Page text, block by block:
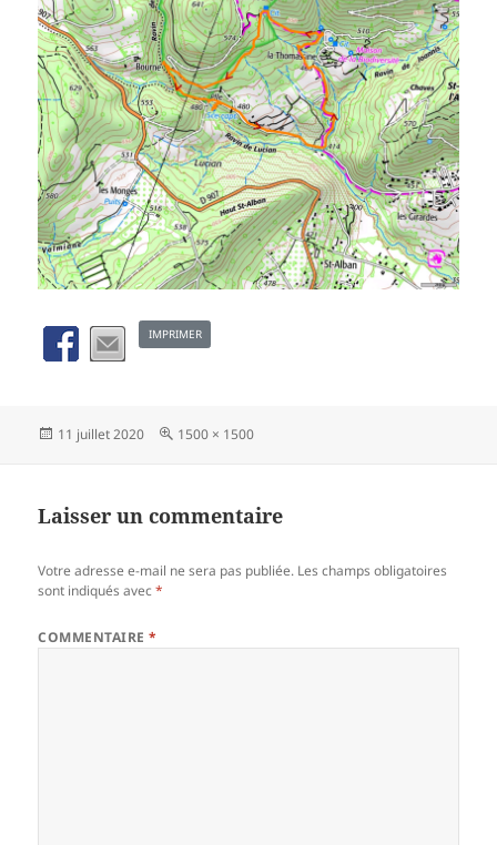
IMPRIMER
Publié
le
11 juillet 2020
Taille
1500 × 1500
Laisser un commentaire
Votre adresse e-mail ne sera pas publiée. Les champs obligatoires
sont indiqués avec*
COMMENTAIRE*